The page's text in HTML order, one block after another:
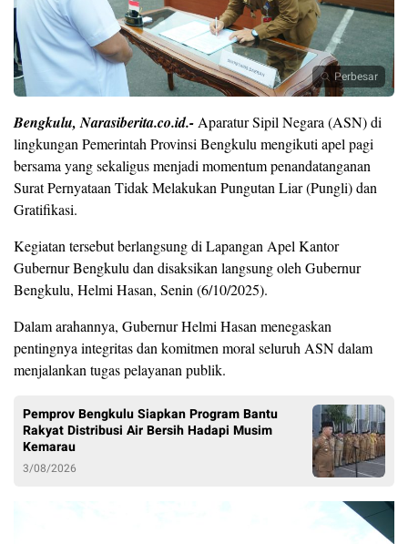
Perbesar
Bengkulu, Narasiberita.co.id.-Aparatur Sipil Negara (ASN) di
lingkungan Pemerintah Provinsi Bengkulu mengikuti apel pagi
bersama yang sekaligus menjadi momentum penandatanganan
Surat Pernyataan Tidak Melakukan Pungutan Liar (Pungli) dan
Gratifikasi.
Kegiatan tersebut berlangsung di Lapangan Apel Kantor
Gubernur Bengkulu dan disaksikan langsung oleh Gubernur
Bengkulu, Helmi Hasan, Senin (6/10/2025).
Dalam arahannya, Gubernur Helmi Hasan menegaskan
pentingnya integritas dan komitmen moral seluruh ASN dalam
menjalankan tugas pelayanan publik.
Pemprov Bengkulu Siapkan Program Bantu
Rakyat Distribusi Air Bersih Hadapi Musim
Kemarau
3/08/2026